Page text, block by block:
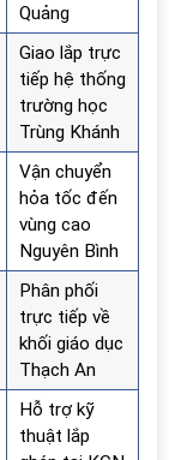
Quảng
Giao lắp trực
tiếp hệ thống
trường học
Trùng Khánh
Vận chuyển
hỏa tốc đến
vùng cao
Nguyên Bình
Phân phối
trực tiếp về
khối giáo dục
Thạch An
Hỗ trợ kỹ
thuật lắp